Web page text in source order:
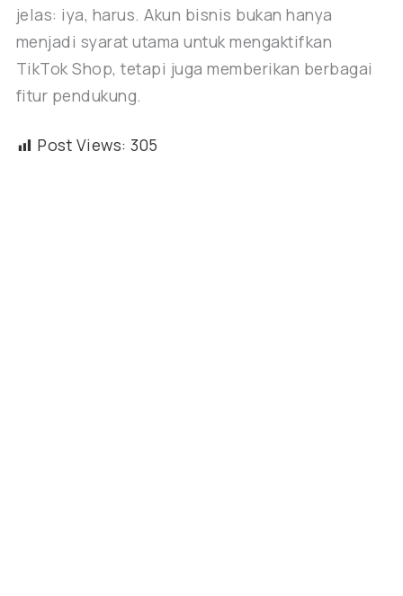
jelas: iya, harus. Akun bisnis bukan hanya
menjadi syarat utama untuk mengaktifkan
TikTok Shop, tetapi juga memberikan berbagai
fitur pendukung.
Post Views: 305